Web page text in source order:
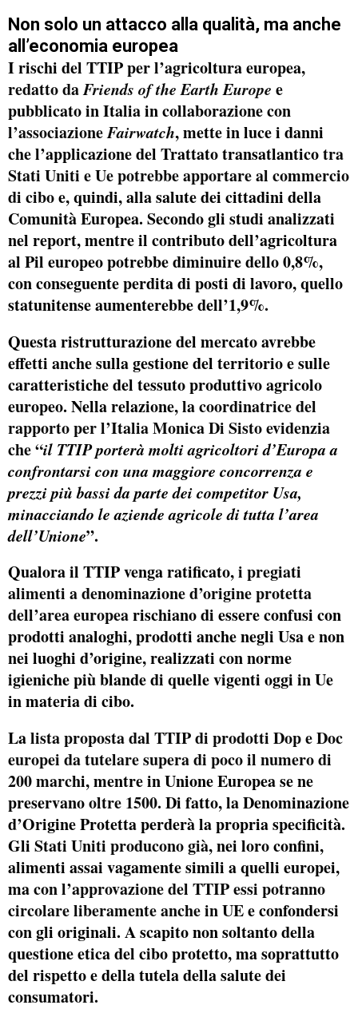
Non solo un attacco alla qualità, ma anche
all’economia europea
I rischi del TTIP per l’agricoltura europea,
redatto daFriends of the Earth Europe e
pubblicato in Italia in collaborazione con
l’associazioneFairwatch, mette in luce i danni
che l’applicazione del Trattato transatlanticotra
Stati Uniti e Ue potrebbe apportare al commercio
di ciboe, quindi, alla salute dei cittadini della
Comunità Europea. Secondo gli studi analizzati
nel report, mentre il contributo dell’agricoltura
al Pil europeo potrebbe diminuire dello 0,8%,
con conseguente perdita di posti di lavoro, quello
statunitense aumenterebbe dell’1,9%.
Questa ristrutturazione del mercato avrebbe
effetti anche sulla gestione del territorio e sulle
caratteristiche del tessuto produttivo agricolo
europeo. Nella relazione, lacoordinatrice del
rapporto per l’Italia Monica Di Sisto evidenzia
che“il TTIP porterà molti agricoltori d’Europa a
confrontarsi con una maggiore concorrenza e
prezzi più bassi da parte dei competitor Usa,
minacciando le aziende agricole di tutta l’area
dell’Unione”.
Qualora il TTIP venga ratificato,i pregiati
alimenti a denominazione d’origine protetta
dell’area europearischiano di essere confusi con
prodotti analoghi, prodotti anche negli Usa e non
nei luoghi d’origine, realizzati con norme
igieniche più blande di quelle vigenti oggi in Ue
in materia di cibo.
Lalista proposta dal TTIP di prodotti Dop e Doc
europei da tutelare supera di poco il numero di
200 marchi, mentre in Unione Europea se ne
preservanooltre 1500. Di fatto, la Denominazione
d’Origine Protetta perderà la propria specificità.
Gli Stati Uniti producono già, nei loro confini,
alimenti assai vagamente simili a quelli europei,
macon l’approvazione del TTIP essi potranno
circolare liberamente anche in UEe confondersi
con gli originali. A scapito non soltanto della
questione etica del cibo protetto, ma soprattutto
del rispetto e della tutela della salute dei
consumatori.